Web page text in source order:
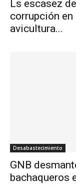
Ls escasez
corrupción
avicultura...
Desabastecimiento
GNB
bachaqueros